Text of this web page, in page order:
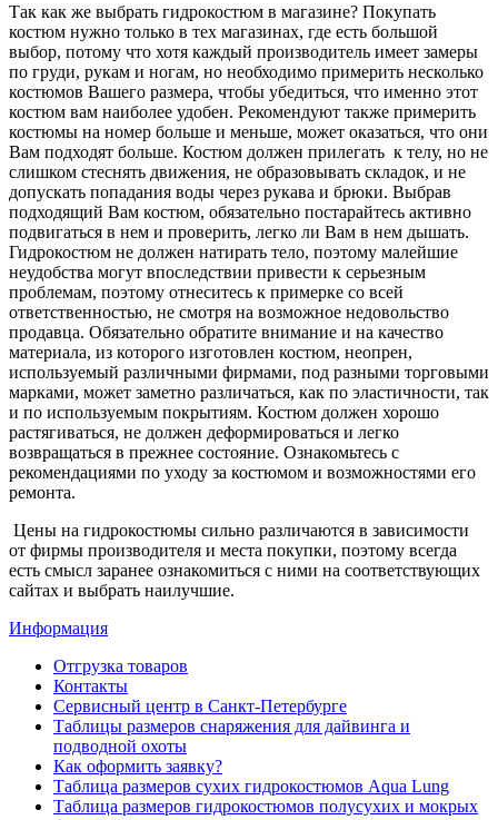
Так как же выбрать гидрокостюм в магазине? Покупать
костюм нужно только в тех магазинах, где есть большой
выбор, потому что хотя каждый производитель имеет замеры
по груди, рукам и ногам, но необходимо примерить несколько
костюмов Вашего размера, чтобы убедиться, что именно этот
костюм вам наиболее удобен. Рекомендуют также примерить
костюмы на номер больше и меньше, может оказаться, что они
Вам подходят больше. Костюм должен прилегать к телу, но не
слишком стеснять движения, не образовывать складок, и не
допускать попадания воды через рукава и брюки. Выбрав
подходящий Вам костюм, обязательно постарайтесь активно
подвигаться в нем и проверить, легко ли Вам в нем дышать.
Гидрокостюм не должен натирать тело, поэтому малейшие
неудобства могут впоследствии привести к серьезным
проблемам, поэтому отнеситесь к примерке со всей
ответственностью, не смотря на возможное недовольство
продавца. Обязательно обратите внимание и на качество
материала, из которого изготовлен костюм, неопрен,
используемый различными фирмами, под разными торговыми
марками, может заметно различаться, как по эластичности, так
и по используемым покрытиям. Костюм должен хорошо
растягиваться, не должен деформироваться и легко
возвращаться в прежнее состояние. Ознакомьтесь с
рекомендациями по уходу за костюмом и возможностями его
ремонта.
Цены на гидрокостюмы сильно различаются в зависимости
от фирмы производителя и места покупки, поэтому всегда
есть смысл заранее ознакомиться с ними на соответствующих
сайтах и выбрать наилучшие.
Информация
Отгрузка товаров
Контакты
Сервисный центр в Санкт-Петербурге
Таблицы размеров снаряжения для дайвинга и
подводной охоты
Как оформить заявку?
Таблица размеров сухих гидрокостюмов Aqua Lung
Таблица размеров гидрокостюмов полусухих и мокрых